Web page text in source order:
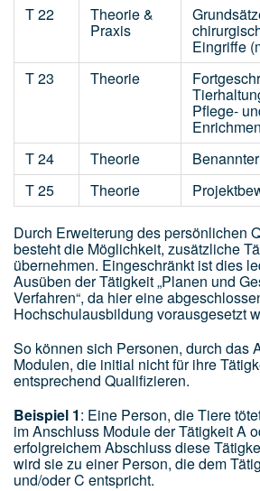
T 22 Theorie &
Praxis
Eingriffe
T 23 Theorie
Pflege-
T 24
Theorie
T 25
Theorie
Durch Erweiterung des persönlichen
besteht die Möglichkeit, zusätzliche
übernehmen. Eingeschränkt ist dies
Ausüben der Tätigkeit „Planen und
Verfahren“, da hier eine
Hochschulausbildung vorausgesetzt
So können sich Personen, durch das
Modulen, die initial nicht für ihre
entsprechend Qualifizieren.
Beispiel 1: Eine Person, die Tiere
im Anschluss Module der Tätigkeit A
erfolgreichem Abschluss diese
wird sie zu einer Person, die dem
und/oder C entspricht.